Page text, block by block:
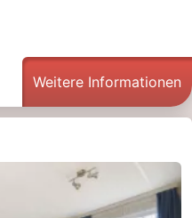
Weitere Informationen